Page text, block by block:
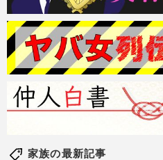
家族の最新記事